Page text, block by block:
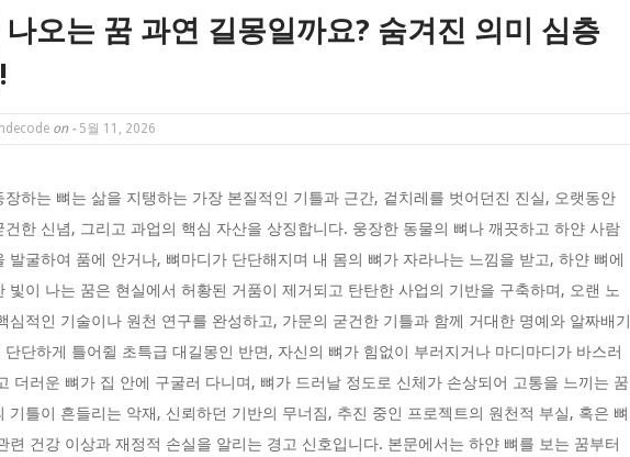
나오는 꿈 과연 길몽일까요? 숨겨진 의미 심층
on - 5월 11, 2026
장하는 뼈는 삶을 지탱하는 가장 본질적인 기틀과 근간, 겉치레를 벗어던진 진실, 오랫동안
건한 신념, 그리고 과업의 핵심 자산을 상징합니다. 웅장한 동물의 뼈나 깨끗하고 하얀 사람
발굴하여 품에 안거나, 뼈마디가 단단해지며 내 몸의 뼈가 자라나는 느낌을 받고, 하얀 뼈에
빛이 나는 꿈은 현실에서 허황된 거품이 제거되고 탄탄한 사업의 기반을 구축하며, 오랜 노
심적인 기술이나 원천 연구를 완성하고, 가문의 굳건한 기틀과 함께 거대한 명예와 알짜배기
단단하게 틀어쥘 초특급 대길몽인 반면, 자신의 뼈가 힘없이 부러지거나 마디마디가 바스러
더러운 뼈가 집 안에 구굴러 다니며, 뼈가 드러날 정도로 신체가 손상되어 고통을 느끼는 꿈
기틀이 흔들리는 악재, 신뢰하던 기반의 무너짐, 추진 중인 프로젝트의 원천적 부실, 혹은 뼈
련 건강 이상과 재정적 손실을 알리는 경고 신호입니다. 본문에서는 하얀 뼈를 보는 꿈부터